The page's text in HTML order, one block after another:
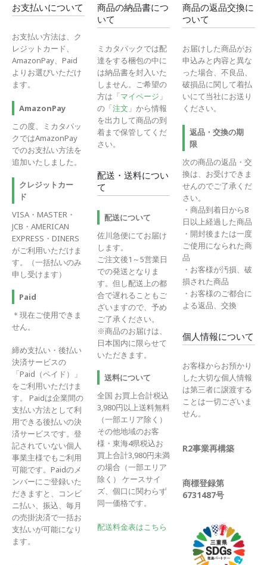
お支払いについて
お支払い方法は、ク
レジットカード、
AmazonPay、Paid
よりお選びいただけ
ます。
AmazonPay
この度、ミカタパッ
クではAmazonPay
でのお支払い方法を
追加いたしました。
クレジットカー
ド
VISA・MASTER・
JCB・AMERICAN
EXPRESS・DINERS
がご利用いただけま
す。（一括払いのみ
申し受けます）
Paid
＊現在ご使用できま
せん。
締め支払い・後払い
決済サービスの
「Paid（ペイド）」
をご利用いただけま
す。 Paidは企業間の
支払い方法として利
用できる後払いの決
済サービスです。登
記されていない個人
事業主様でもご利用
可能です。Paidのメ
ンバーにご登録いた
だきますと、コンビ
ニ払い、振込、毎月
の売掛決済で一括お
支払いが可能になり
ます。
商品の納品書につ
いて
ミカタパックでは配
達をする梱包の中に
は納品書を封入いた
しません。ご希望の
方は「マイページ 」
の「注文 」から情報
を出力して商品の到
着まで保管してくだ
さい。
配送・送料につい
て
配送について
佐川急便にてお届け
します。
ご注文後1～5営業日
での発送となりま
す。但し配送上の都
合で遅れることもご
ざいますので、予め
ご了承ください。
※商品のお届けは、
日本国内に限らせて
いただきます。
送料について
全国 お買上合計税込
3,980円以上送料無料
（一部エリア除く）
その他地域のお客
様・東海4県税込お
買上合計3,980円未満
の場合（一部エリア
除く） ケースサイ
ズ、個口に関わらず
同一価格です。
配送料金表はこちら
商品の返品交換に
ついて
お届けした商品がお
申込みと内容と異な
った場合、不良品、
破損品に関して着払
いにて当社にお送り
ください。
返品・交換の期
限
次の商品の返品・交
換は、お受けできま
せんのでご了承くだ
さい。
・商品到着日から8
日以上経過した商品
・開封後または一度
ご使用になられた商
品
・お客様が汚損、破
損された商品
・お客様のご都合に
よる返品、交換
個人情報について
お客様からお預かり
した大切な個人情報
は第三者に譲渡する
ことは一切ございま
せん。
R2事業再構築
商標登録第
6731487号